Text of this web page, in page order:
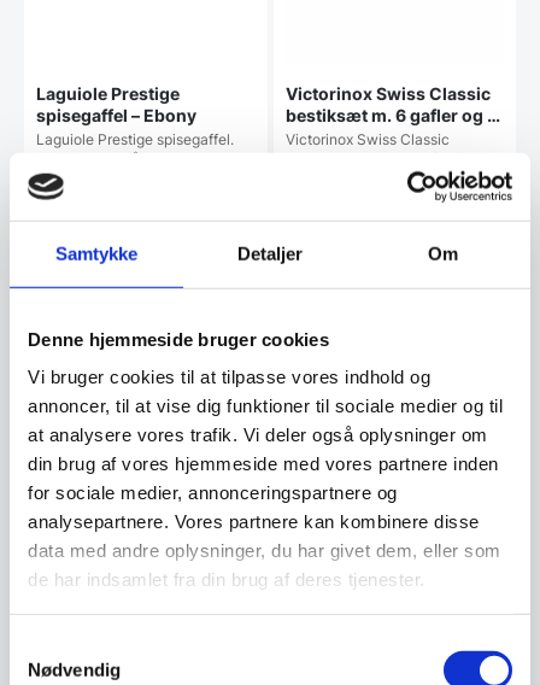
Samtykke Detaljer Om
Denne hjemmeside bruger cookies
Vi bruger cookies til at tilpasse vores indhold og
annoncer, til at vise dig funktioner til sociale medier og til
at analysere vores trafik. Vi deler også oplysninger om
din brug af vores hjemmeside med vores partnere inden
for sociale medier, annonceringspartnere og
analysepartnere. Vores partnere kan kombinere disse
data med andre oplysninger, du har givet dem, eller som
de har indsamlet fra din brug af deres tjenester.
Nødvendig
Laguiole Prestige
spisegaffel – Ebony
Laguiole Prestige spisegaffel.
Ligger godt i hånden og er
fremstillet af…
Den
oprindelige
pris
var:
576,25DKK
Den
aktuelle
er:
576,25 DKK.
Victorinox Swiss Classic
bestiksæt m. 6 gafler og 6
bordknive – sort
Victorinox Swiss Classic
888,00DKKDen
oprindelige
var:
Den
aktuelle
er:
649,00 DKK.
kaffeske i trækasse – Ivory
kaffeskeer i trækasse
Laguiole sort brødkniv
Sort brødknivBladlængde: 17